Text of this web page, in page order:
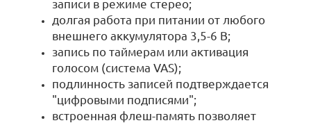
записи в режиме стерео;
долгая работа при питании от любого
внешнего аккумулятора 3,5-6 В;
запись по таймерам или активация
голосом (система VAS);
подлинность записей подтверждается
"цифровыми подписями";
встроенная флеш-память позволяет